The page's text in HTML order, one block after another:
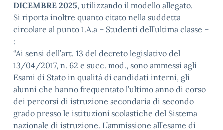
DICEMBRE 2025, utilizzando il modello allegato.
Si riporta inoltre quanto citato nella suddetta
circolare al punto 1.A.a – Studenti dell’ultima classe –
:
“Ai sensi dell’art. 13 del decreto legislativo del
13/04/2017, n. 62 e succ. mod., sono ammessi agli
Esami di Stato in qualità di candidati interni, gli
alunni che hanno frequentato l’ultimo anno di corso
dei percorsi di istruzione secondaria di secondo
grado presso le istituzioni scolastiche del Sistema
nazionale di istruzione. L’ammissione all’esame di